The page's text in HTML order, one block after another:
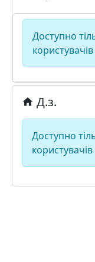
Доступно
користувачів
Д.з.
Доступно
користувачів